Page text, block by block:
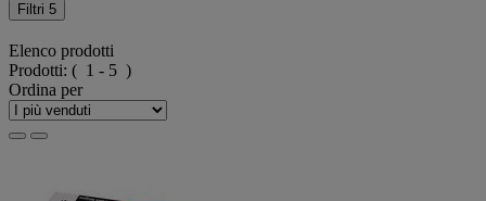
Filtri 5
Elenco prodotti
Prodotti: ( 1 - 5 )
Ordina per